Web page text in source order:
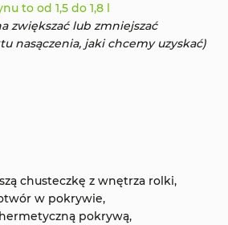
to od 1,5 do 1,8 l
zwiększać lub zmniejszać
nasączenia, jaki chcemy uzyskać)
chusteczkę z wnętrza rolki,
w pokrywie,
pokrywą,